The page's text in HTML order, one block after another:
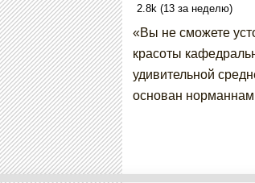
2.8k (13 за неделю)
«Вы не сможете
красоты
удивительной
основан